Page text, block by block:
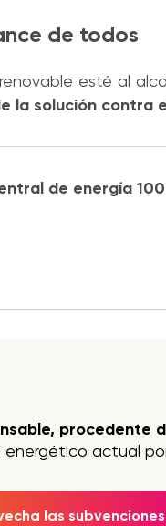
de todos
esté al
la solución contra
de energía
actual
las